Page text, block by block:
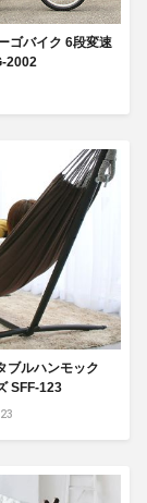
ゴバイク 6段変速
2002
ブルハンモック
SFF-123